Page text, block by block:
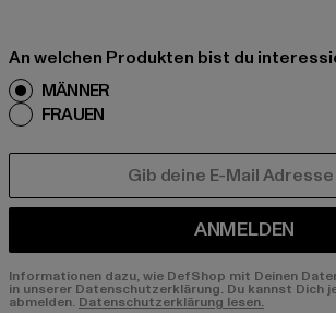
An welchen Produkten bist du
MÄNNER
FRAUEN
ANMELDEN
Informationen dazu, wie DefShop mit Deinen
in unserer Datenschutzerklärung. Du kannst Dich
abmelden. Datenschutzerklärung lesen.